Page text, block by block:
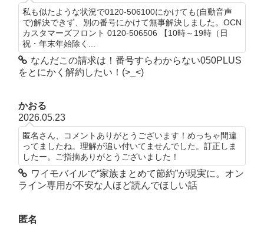
私も似たような状況で0120-506100にかけても(自動音声
で)解決できず、別の番号にかけて無事解決しました。OCN
カスタマーズフロント 0120-506506 【10時～19時（日
祝・年末年始除く...
なんだこの請求は！番号すらわからない050PLUS
をとにかく解約したい！(>_<)
かおる
2026.05.23
匿名さん、コメントありがとうございます！めっちゃ間違
ってましたね。理解が追い付いてませんでした。訂正しま
したー。ご指摘ありがとうございました！
ワイモバイルで“家族まとめて節約”が現実に。オン
ライン専用が不安な人ほど読んでほしい話
匿名